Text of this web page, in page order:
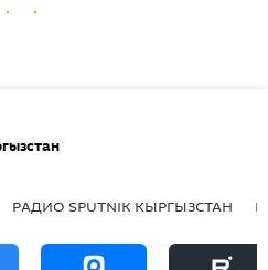
РАДИО SPUTNIK КЫРГЫЗСТАН